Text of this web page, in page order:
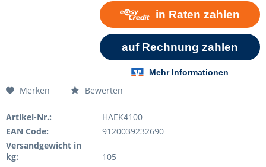
Merken Bewerten
Artikel-Nr.:
HAEK4100
EAN Code:
9120039232690
Versandgewicht in
kg:
105